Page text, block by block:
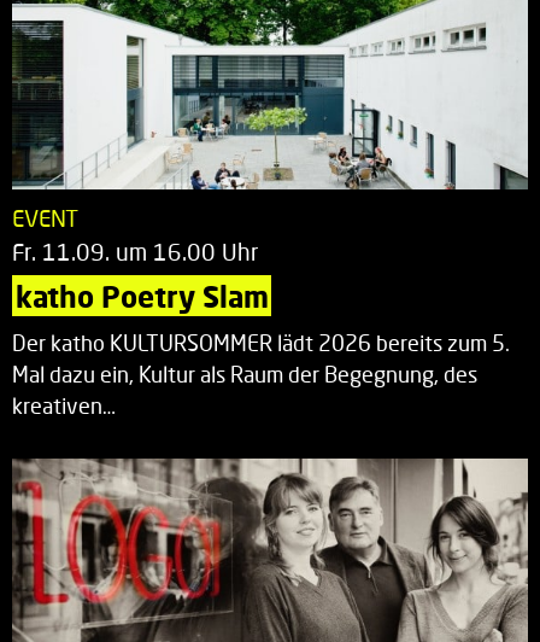
EVENT
Fr. 11.09. um 16.00 Uhr
katho Poetry Slam
Der katho KULTURSOMMER lädt 2026 bereits zum 5.
Mal dazu ein, Kultur als Raum der Begegnung, des
kreativen…